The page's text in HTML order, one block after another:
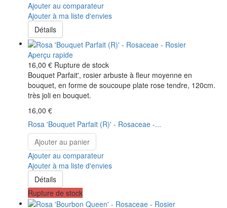
Ajouter au comparateur
Ajouter à ma liste d'envies
Détails
Aperçu rapide
16,00 € Rupture de stock
Bouquet Parfait', rosier arbuste à fleur moyenne en
bouquet, en forme de soucoupe plate rose tendre, 120cm.
très joli en bouquet.
16,00 €
Rosa 'Bouquet Parfait (R)' - Rosaceae -...
Ajouter au panier
Ajouter au comparateur
Ajouter à ma liste d'envies
Détails
Rupture de stock